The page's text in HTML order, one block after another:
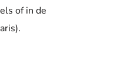
of in de